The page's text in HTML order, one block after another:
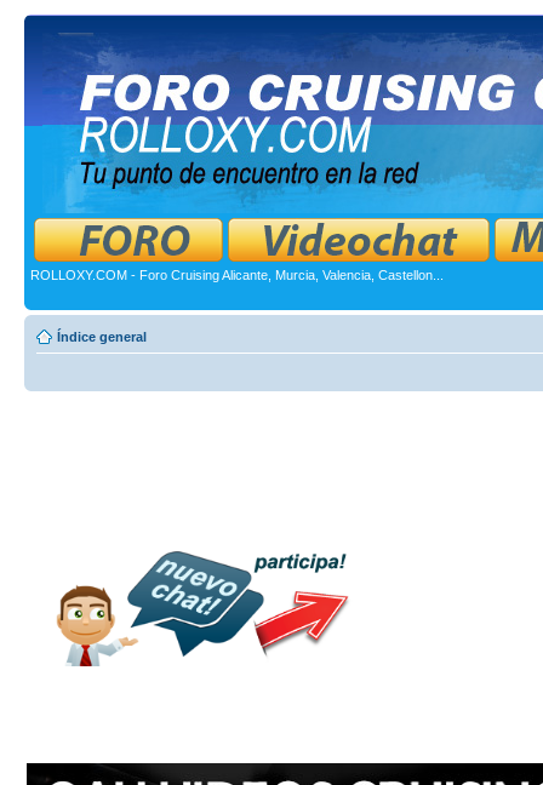
ROLLOXY.COM - Foro Cruising Alicante, Murcia, Valencia, Castellon...
Índice general